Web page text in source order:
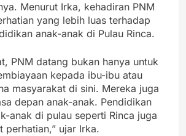
Menurut Irka, kehadiran PNM
yang lebih luas terhadap
anak-anak di Pulau Rinca.
PNM datang bukan hanya untuk
kepada ibu-ibu atau
masyarakat di sini. Mereka juga
depan anak-anak. Pendidikan
anak di pulau seperti Rinca juga
perhatian,” ujar Irka.